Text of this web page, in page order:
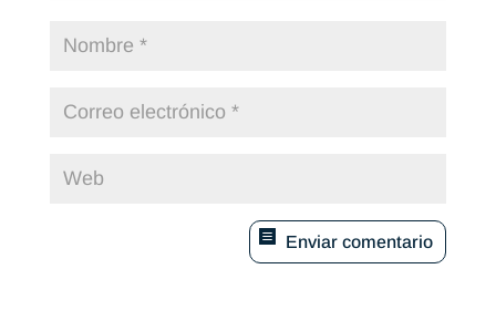
Enviar comentario